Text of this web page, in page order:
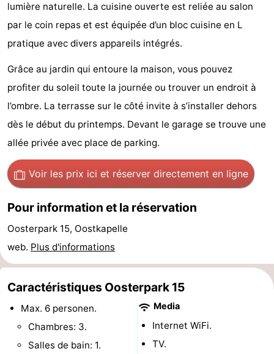
Haak
De
Bongerd
Westhove
Hôtels
Last
minutes
Plages
Voir
faire
d'intérêt
-
Musées
-
Points
de
Attractions
-
Terrains
de
Aires
lumière naturelle. La cuisine ouverte est reliée au salon
par le coin repas et est équipée d’un bloc cuisine en L
pratique avec divers appareils intégrés.
Grâce au jardin qui entoure la maison, vous pouvez
profiter du soleil toute la journée ou trouver un endroit à
l’ombre. La terrasse sur le côté invite à s’installer dehors
dès le début du printemps. Devant le garage se trouve une
allée privée avec place de parking.
Voir les prix ici et réserver directement en ligne
Pour information et la réservation
Oosterpark 15, Oostkapelle
web. Plus d'informations
Caractéristiques Oosterpark 15
Max. 6 personen.
Chambres: 3.
Salles de bain: 1.
Media
Internet WiFi.
TV.